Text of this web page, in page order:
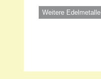
Weitere Edelmetalle